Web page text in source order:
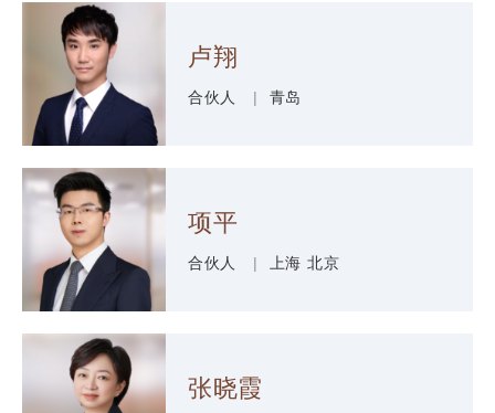
卢翔
合伙人 | 青岛
项平
合伙人 | 上海 北京
张晓霞